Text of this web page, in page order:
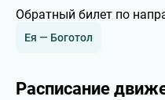
Обратный билет по
Ея — Боготол
Расписание